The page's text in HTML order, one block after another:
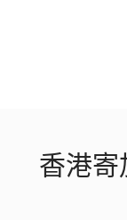
香港